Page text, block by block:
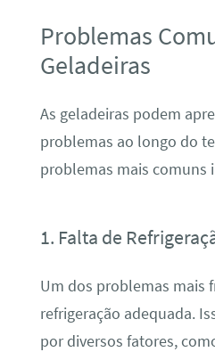
Problemas
Geladeiras
As geladeiras podem
problemas ao longo do
problemas mais comuns
1. Falta de
Um dos problemas mais
refrigeração adequada.
por diversos fatores,